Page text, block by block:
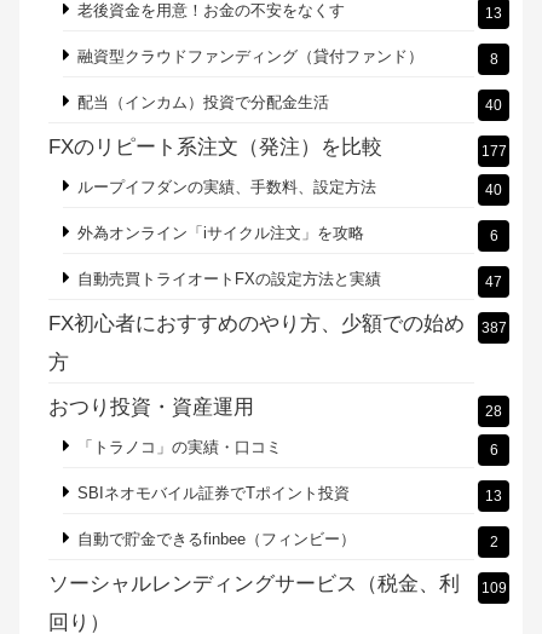
老後資金を用意！お金の不安をなくす 13
融資型クラウドファンディング（貸付ファンド） 8
配当（インカム）投資で分配金生活 40
FXのリピート系注文（発注）を比較 177
ループイフダンの実績、手数料、設定方法 40
外為オンライン「iサイクル注文」を攻略 6
自動売買トライオートFXの設定方法と実績 47
FX初心者におすすめのやり方、少額での始め
方
387
おつり投資・資産運用 28
「トラノコ」の実績・口コミ 6
SBIネオモバイル証券でTポイント投資 13
自動で貯金できるfinbee（フィンビー） 2
ソーシャルレンディングサービス（税金、利
回り）
109